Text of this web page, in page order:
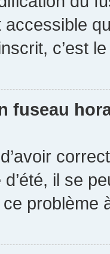
accessible
c’est
fuseau
d’été, il se
problème